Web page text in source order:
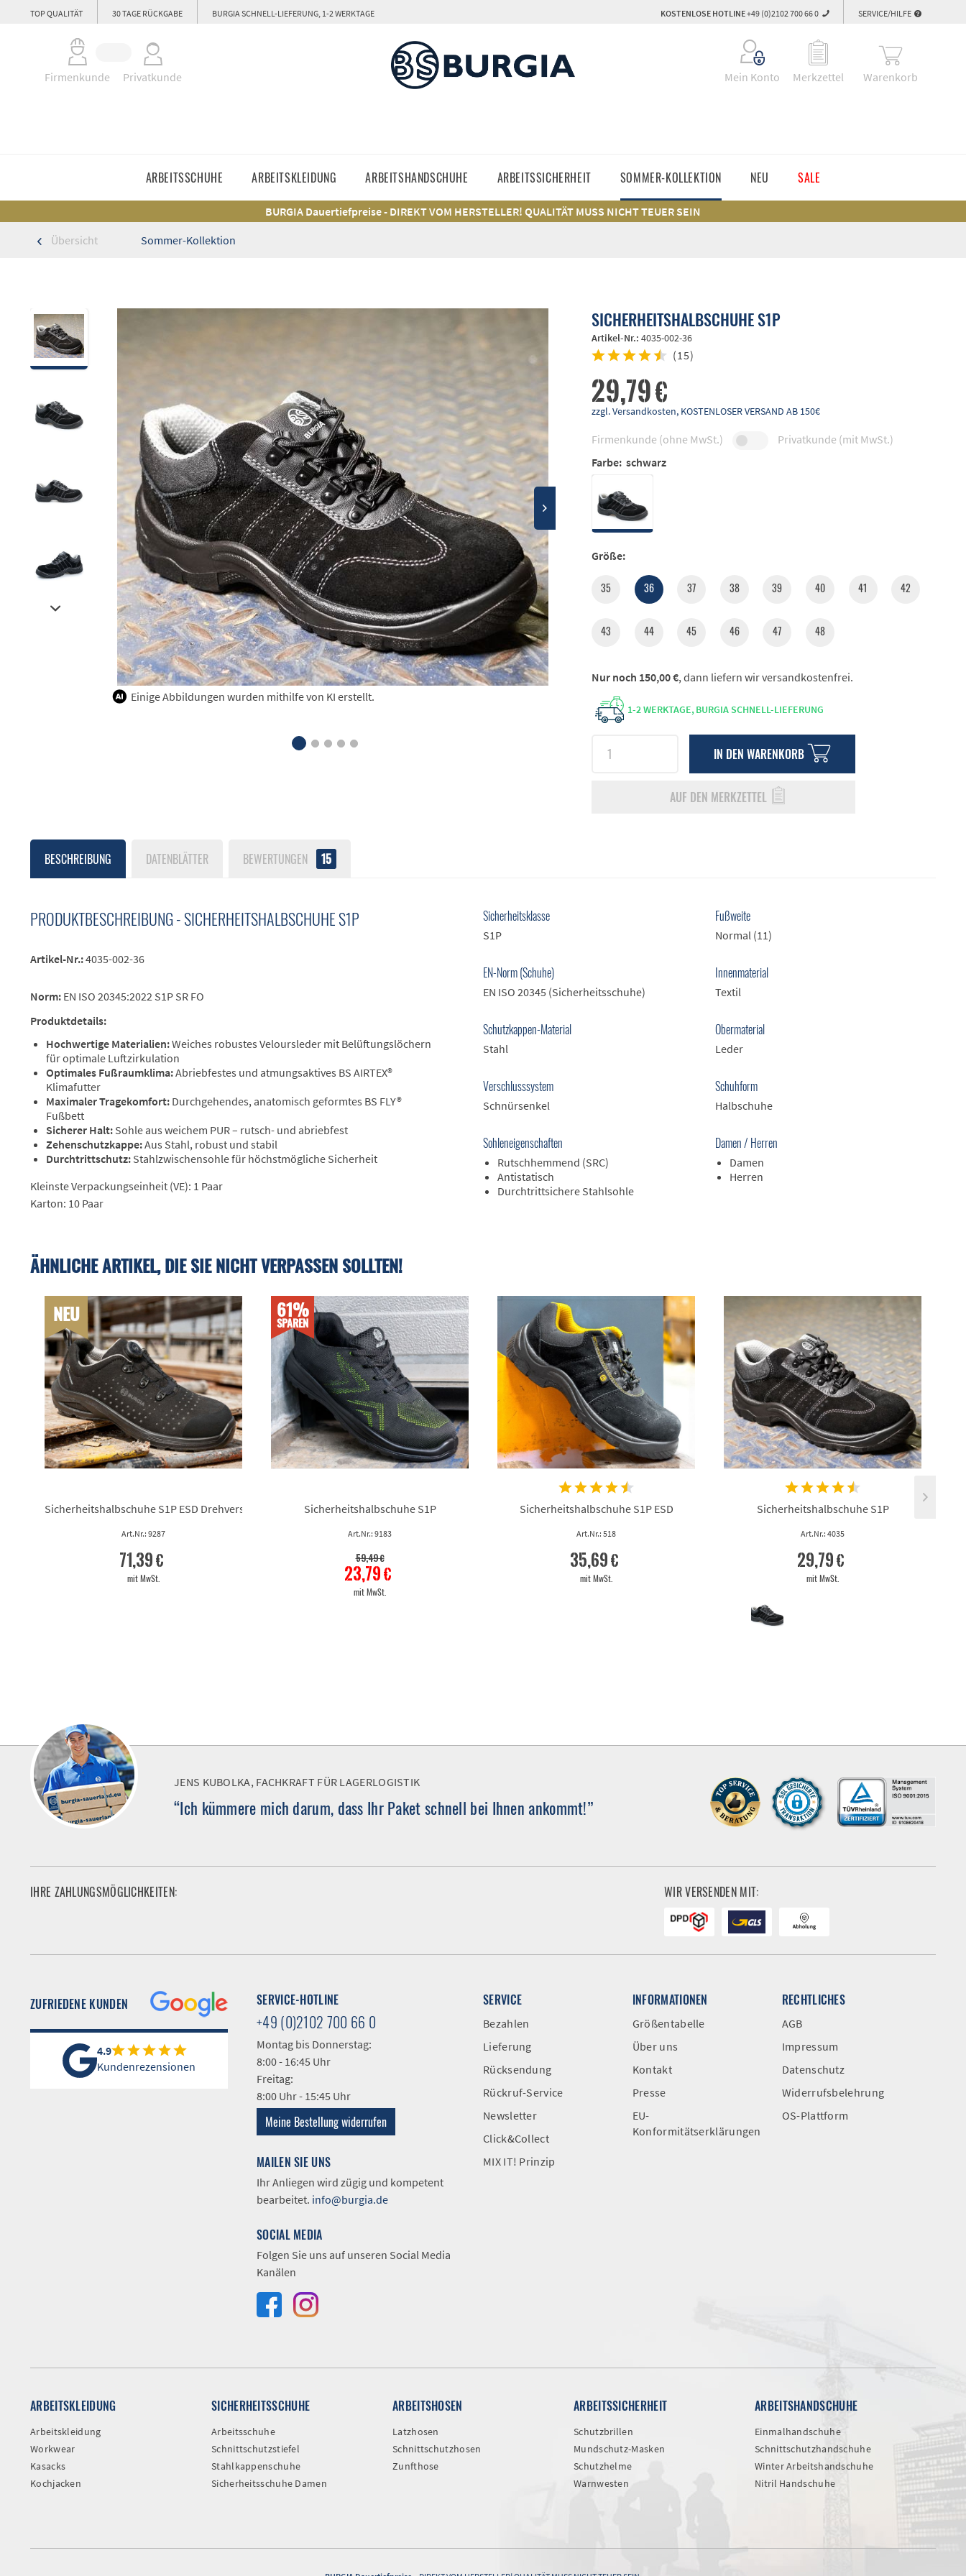
TOP QUALITÄT 30 TAGE RÜCKGABE BURGIA SCHNELL-LIEFERUNG, 1-2 WERKTAGE SERVICE/HILFE
KOSTENLOSE HOTLINE+49 (0)2102 700 66 0
Firmenkunde Privatkunde Mein Konto Merkzettel Warenkorb
ARBEITSSCHUHE ARBEITSKLEIDUNG ARBEITSHANDSCHUHE ARBEITSSICHERHEIT SOMMER-KOLLEKTION NEU SALE
BURGIA Dauertiefpreise - DIREKT VOM HERSTELLER! QUALITÄT MUSS NICHT TEUER SEIN
Übersicht
Sommer-Kollektion
Einige Abbildungen wurden mithilfe von KI erstellt.
SICHERHEITSHALBSCHUHE S1P
Artikel-Nr.:4035-002-36
(15)
29,79 €
zzgl. Versandkosten, KOSTENLOSER VERSAND AB 150€
Firmenkunde (ohne MwSt.)
Privatkunde (mit MwSt.)
Farbe: schwarz
Größe:
35 36 37 38 39 40 41 42
43 44 45 46 47 48
1-2 WERKTAGE,BURGIA SCHNELL-LIEFERUNG
IN DEN WARENKORB
AUF DEN MERKZETTEL
Nur noch 150,00 €, dann liefern wir versandkostenfrei.
BESCHREIBUNG DATENBLÄTTER BEWERTUNGEN 15
PRODUKTBESCHREIBUNG - SICHERHEITSHALBSCHUHE S1P
Artikel-Nr.:4035-002-36
Norm: EN ISO 20345:2022 S1P SR FO
Produktdetails:
Hochwertige Materialien:Weiches robustes Veloursleder mit Belüftungslöchern
für optimale Luftzirkulation
Optimales Fußraumklima:Abriebfestes und atmungsaktives BS AIRTEX®
Klimafutter
Maximaler Tragekomfort: Durchgehendes, anatomisch geformtes BS FLY®
Fußbett
Sicherer Halt: Sohle aus weichem PUR – rutsch- und abriebfest
Zehenschutzkappe:Aus Stahl, robust und stabil
Durchtrittschutz: Stahlzwischensohle für höchstmögliche Sicherheit
Kleinste Verpackungseinheit (VE): 1 Paar
Karton: 10 Paar
Sicherheitsklasse
S1P
EN-Norm (Schuhe)
EN ISO 20345 (Sicherheitsschuhe)
Schutzkappen-Material
Stahl
Verschlusssystem
Schnürsenkel
Sohleneigenschaften
Rutschhemmend (SRC)
Antistatisch
Durchtrittsichere Stahlsohle
Fußweite
Normal (11)
Innenmaterial
Textil
Obermaterial
Leder
Schuhform
Halbschuhe
Damen / Herren
Damen
Herren
ÄHNLICHE ARTIKEL, DIE SIE NICHT VERPASSEN SOLLTEN!
NEU
Sicherheitshalbschuhe S1P ESD Drehverschluss
Art.Nr.: 9287
71,39 €
mit MwSt.
61%
SPAREN
Sicherheitshalbschuhe S1P
Art.Nr.: 9183
59,49 €
23,79 €
mit MwSt.
Sicherheitshalbschuhe S1P ESD
Art.Nr.: 518
35,69 €
mit MwSt.
Sicherheitshalbschuhe S1P
Art.Nr.: 4035
29,79 €
mit MwSt.
JENS KUBOLKA, FACHKRAFT FÜR LAGERLOGISTIK
“Ich kümmere mich darum, dass Ihr Paket schnell bei Ihnen ankommt!”
IHRE ZAHLUNGSMÖGLICHKEITEN: WIR VERSENDEN MIT:
ZUFRIEDENE KUNDEN
4.9
Kundenrezensionen
SERVICE-HOTLINE
+49 (0)2102 700 66 0
Montag bis Donnerstag:
8:00 - 16:45 Uhr
Freitag:
8:00 Uhr - 15:45 Uhr
Meine Bestellung widerrufen
MAILEN SIE UNS
Ihr Anliegen wird zügig und kompetent
bearbeitet. info@burgia.de
SOCIAL MEDIA
Folgen Sie uns auf unseren Social Media
Kanälen
SERVICE
Bezahlen
Lieferung
Rücksendung
Rückruf-Service
Newsletter
Click&Collect
MIX IT! Prinzip
INFORMATIONEN
Größentabelle
Über uns
Kontakt
Presse
EU-
Konformitätserklärungen
RECHTLICHES
AGB
Impressum
Datenschutz
Widerrufsbelehrung
OS-Plattform
ARBEITSKLEIDUNG
Arbeitskleidung
Workwear
Kasacks
Kochjacken
SICHERHEITSSCHUHE
Arbeitsschuhe
Schnittschutzstiefel
Stahlkappenschuhe
Sicherheitsschuhe Damen
ARBEITSHOSEN
Latzhosen
Schnittschutzhosen
Zunfthose
ARBEITSSICHERHEIT
Schutzbrillen
Mundschutz-Masken
Schutzhelme
Warnwesten
ARBEITSHANDSCHUHE
Einmalhandschuhe
Schnittschutzhandschuhe
Winter Arbeitshandschuhe
Nitril Handschuhe